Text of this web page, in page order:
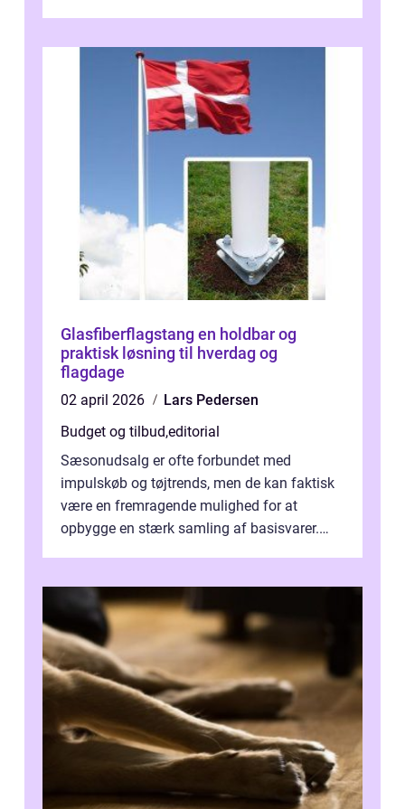
Glasfiberflagstang en holdbar og
praktisk løsning til hverdag og
flagdage
02 april 2026
Lars Pedersen
Budget og tilbud,editorial
Sæsonudsalg er ofte forbundet med
impulskøb og tøjtrends, men de kan faktisk
være en fremragende mulighed for at
opbygge en stærk samling af basisvarer.